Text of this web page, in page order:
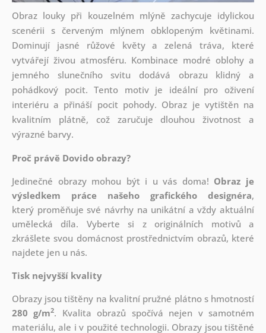
Obraz louky při kouzelném mlýně zachycuje idylickou
scenérii s červeným mlýnem obklopeným květinami.
Dominují jasné růžové květy a zelená tráva, které
vytvářejí živou atmosféru. Kombinace modré oblohy a
jemného slunečního svitu dodává obrazu klidný a
pohádkový pocit. Tento motiv je ideální pro oživení
interiéru a přináší pocit pohody. Obraz je vytištěn na
kvalitním plátně, což zaručuje dlouhou životnost a
výrazné barvy.
Proč právě Dovido obrazy?
Jedinečné obrazy mohou být i u vás doma! Obraz je
výsledkem práce našeho grafického designéra,
který proměňuje své návrhy na unikátní a vždy aktuální
umělecká díla. Vyberte si z originálních motivů a
zkrášlete svou domácnost prostřednictvím obrazů, které
najdete jen u nás.
Tisk nejvyšší kvality
Obrazy jsou tištěny na kvalitní pružné plátno s hmotností
280 g/m2. Kvalita obrazů spočívá nejen v samotném
materiálu, ale i v použité technologii. Obrazy jsou tištěné